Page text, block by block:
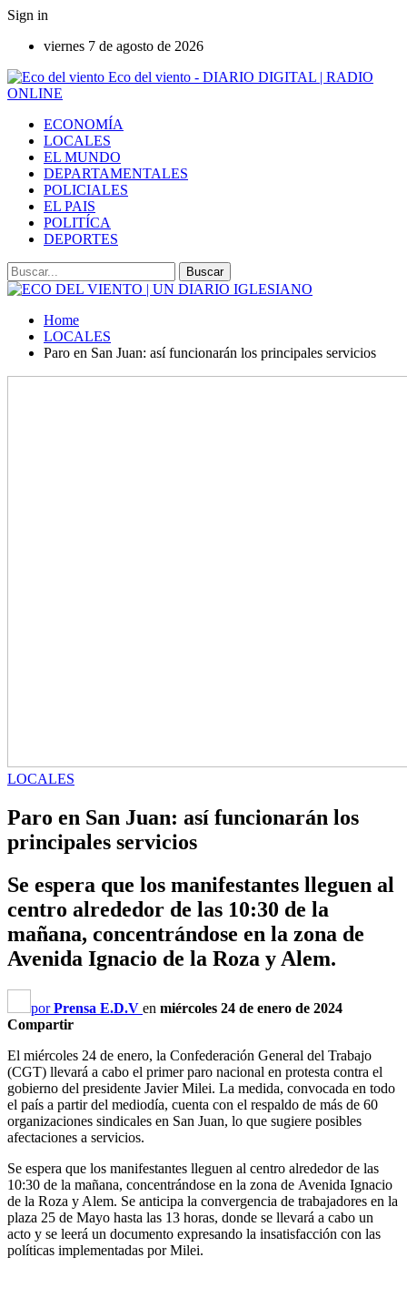
Sign in
viernes 7 de agosto de 2026
Eco del viento - DIARIO DIGITAL | RADIO
ONLINE
ECONOMÍA
LOCALES
EL MUNDO
DEPARTAMENTALES
POLICIALES
EL PAIS
POLITÍCA
DEPORTES
Home
LOCALES
Paro en San Juan: así funcionarán los principales servicios
LOCALES
Paro en San Juan: así funcionarán los
principales servicios
Se espera que los manifestantes lleguen al
centro alrededor de las 10:30 de la
mañana, concentrándose en la zona de
Avenida Ignacio de la Roza y Alem.
porPrensa E.D.V en miércoles 24 de enero de 2024
Compartir
El miércoles 24 de enero, la Confederación General del Trabajo
(CGT) llevará a cabo el primer paro nacional en protesta contra el
gobierno del presidente Javier Milei. La medida, convocada en todo
el país a partir del mediodía, cuenta con el respaldo de más de 60
organizaciones sindicales en San Juan, lo que sugiere posibles
afectaciones a servicios.
Se espera que los manifestantes lleguen al centro alrededor de las
10:30 de la mañana, concentrándose en la zona de Avenida Ignacio
de la Roza y Alem. Se anticipa la convergencia de trabajadores en la
plaza 25 de Mayo hasta las 13 horas, donde se llevará a cabo un
acto y se leerá un documento expresando la insatisfacción con las
políticas implementadas por Milei.